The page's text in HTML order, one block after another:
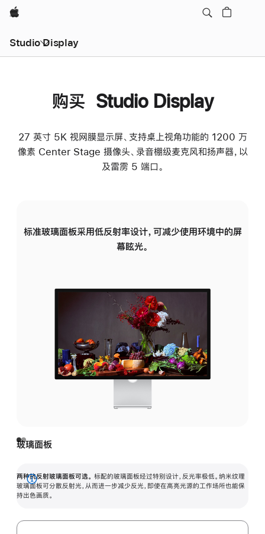
Apple
Studio Display
购买 Studio Display
27 英寸 5K 视网膜显示屏、支持桌上视角功能的 1200 万
像素 Center Stage 摄像头、录音棚级麦克风和扬声器，以
及雷雳 5 端口。
标准玻璃面板采用低反射率设计，可减少使用环境中的屏
幕眩光。
玻璃面板
两种抗反射玻璃面板可选。 标配的玻璃面板经过特别设计，反光率极低。纳米纹理
玻璃面板可分散反射光，从而进一步减少反光，即使在高亮光源的工作场所也能保
持出色画质。
展
开